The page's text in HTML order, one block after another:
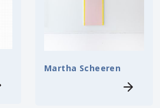
Martha Scheeren